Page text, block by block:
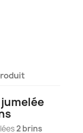
2 brins